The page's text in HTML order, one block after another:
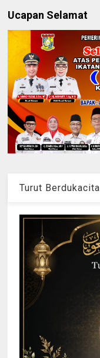
Ucapan Selamat
Turut Berdukacita